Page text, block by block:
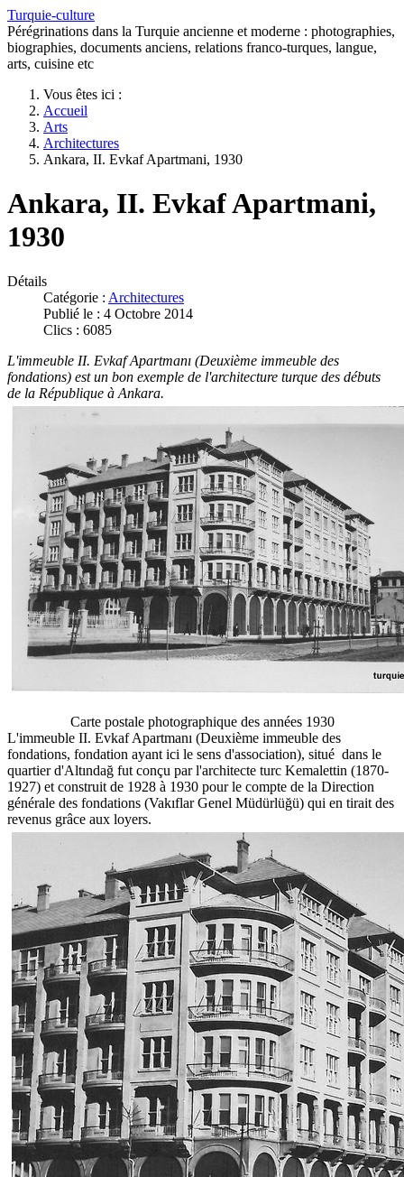
Turquie-culture
Pérégrinations dans la Turquie ancienne et moderne : photographies,
biographies, documents anciens, relations franco-turques, langue,
arts, cuisine etc
Vous êtes ici :
Accueil
Arts
Architectures
Ankara, II. Evkaf Apartmani, 1930
Ankara, II. Evkaf Apartmani,
1930
Détails
Catégorie : Architectures
Publié le : 4 Octobre 2014
Clics : 6085
L'immeuble II. Evkaf Apartmanı (Deuxième immeuble des
fondations) est un bon exemple de l'architecture turque des débuts
de la République à Ankara.
Carte postale photographique des années 1930
L'immeuble II. Evkaf Apartmanı (Deuxième immeuble des
fondations, fondation ayant ici le sens d'association), situé dans le
quartier d'Altındağ fut conçu par l'architecte turc Kemalettin (1870-
1927) et construit de 1928 à 1930 pour le compte de la Direction
générale des fondations (Vakıflar Genel Müdürlüğü) qui en tirait des
revenus grâce aux loyers.